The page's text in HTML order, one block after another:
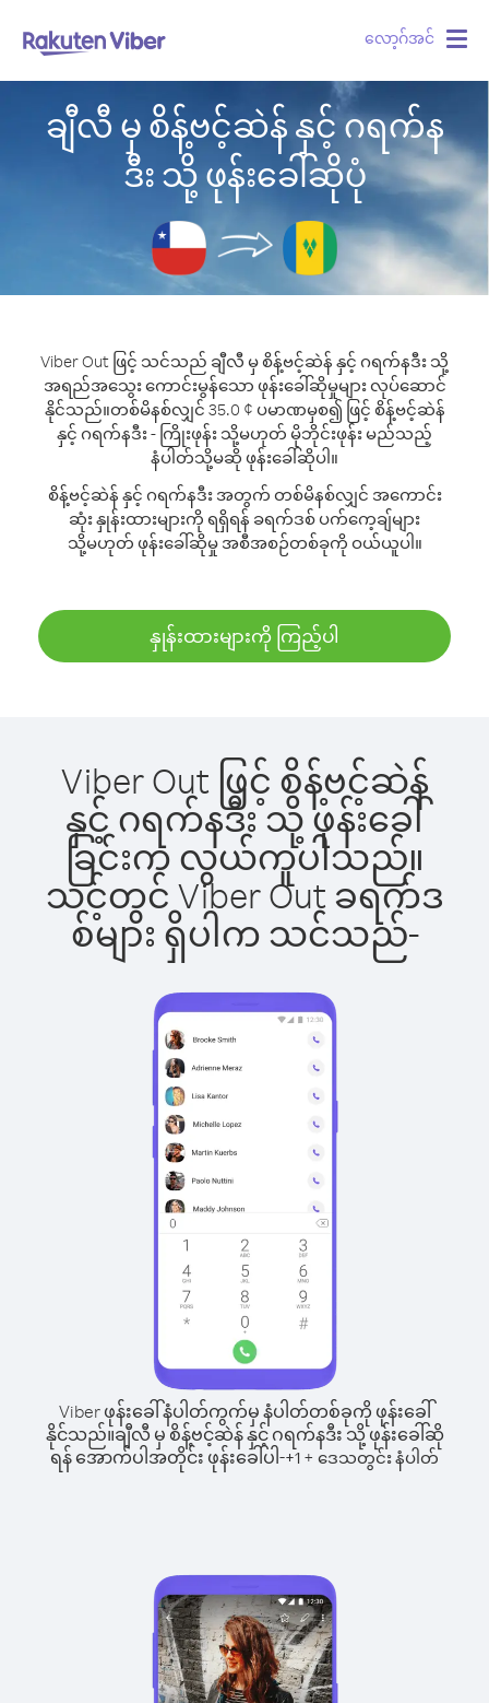
လော့ဂ်အင်
ချီလီ မှ စိန့်ဗင့်ဆဲန် နှင့် ဂရက်န
ဒီး သို့ ဖုန်းခေါ်ဆိုပုံ
Viber Out ဖြင့် သင်သည် ချီလီ မှ စိန့်ဗင့်ဆဲန် နှင့် ဂရက်နဒီး သို့
အရည်အသွေး ကောင်းမွန်သော ဖုန်းခေါ်ဆိုမှုများ လုပ်ဆောင်
နိုင်သည်။တစ်မိနစ်လျှင် 35.0 ¢ ပမာဏမှစ၍ ဖြင့် စိန့်ဗင့်ဆဲန်
နှင့် ဂရက်နဒီး - ကြိုးဖုန်း သို့မဟုတ် မိုဘိုင်းဖုန်း မည်သည့်
နံပါတ်သို့မဆို ဖုန်းခေါ်ဆိုပါ။
စိန့်ဗင့်ဆဲန် နှင့် ဂရက်နဒီး အတွက် တစ်မိနစ်လျှင် အကောင်း
ဆုံး နှုန်းထားများကို ရရှိရန် ခရက်ဒစ် ပက်ကေ့ချ်များ
သို့မဟုတ် ဖုန်းခေါ်ဆိုမှု အစီအစဉ်တစ်ခုကို ဝယ်ယူပါ။
နှုန်းထားများကို ကြည့်ပါ
Viber Out ဖြင့် စိန့်ဗင့်ဆဲန်
နှင့် ဂရက်နဒီး သို့ ဖုန်းခေါ်
ခြင်းက လွယ်ကူပါသည်။
သင့်တွင် Viber Out ခရက်ဒ
စ်များ ရှိပါက သင်သည်-
Viber ဖုန်းခေါ်နံပါတ်ကွက်မှ နံပါတ်တစ်ခုကို ဖုန်းခေါ်
နိုင်သည်။ချီလီ မှ စိန့်ဗင့်ဆဲန် နှင့် ဂရက်နဒီး သို့ ဖုန်းခေါ်ဆို
ရန် အောက်ပါအတိုင်း ဖုန်းခေါ်ပါ-+1 + ဒေသတွင်း နံပါတ်